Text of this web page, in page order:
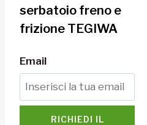
serbatoio freno e
frizione TEGIWA
Email
RICHIEDI IL